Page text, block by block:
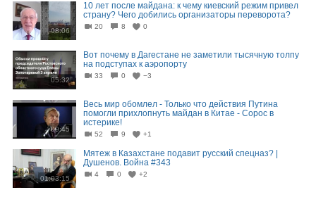
08:06
10 лет после майдана: к чему киевский режим привел
страну? Чего добились организаторы переворота?
20 8 0
05:32
Вот почему в Дагестане не заметили тысячную толпу
на подступах к аэропорту
33 0 −3
09:45
Весь мир обомлел - Только что действия Путина
помогли прихлопнуть майдан в Китае - Сорос в
истерике!
52 9 +1
01:03:15
Мятеж в Казахстане подавит русский спецназ? |
Душенов. Война #343
4 0 +2